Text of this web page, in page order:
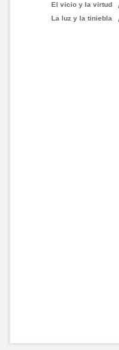
El vicio y la virtud
La luz y la tiniebla